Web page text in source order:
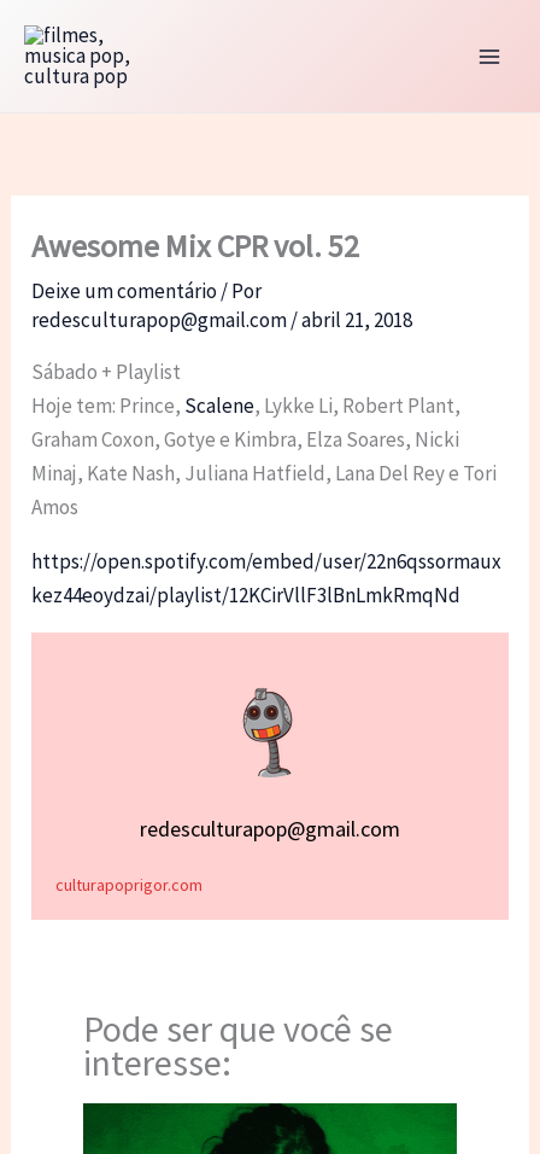
para
Awesome Mix CPR vol. 52
Deixe um comentário/ Por
redesculturapop@gmail.com/abril 21, 2018
Sábado + Playlist
Hoje tem: Prince, Scalene, Lykke Li, Robert Plant,
Graham Coxon, Gotye e Kimbra, Elza Soares, Nicki
Minaj, Kate Nash, Juliana Hatfield, Lana Del Rey e Tori
Amos
https://open.spotify.com/embed/user/22n6qssormaux
kez44eoydzai/playlist/12KCirVllF3lBnLmkRmqNd
redesculturapop@gmail.com
culturapoprigor.com
Pode ser que você se
interesse: